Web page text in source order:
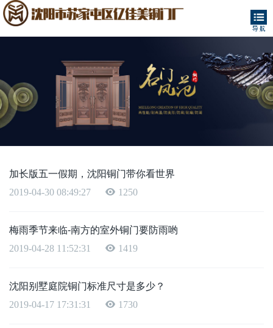
加长版五一假期，沈阳铜门带你看世界
2019-04-30 08:49:27
1250
梅雨季节来临-南方的室外铜门要防雨哟
2019-04-28 11:52:31
1419
沈阳别墅庭院铜门标准尺寸是多少？​
2019-04-17 17:31:31
1730